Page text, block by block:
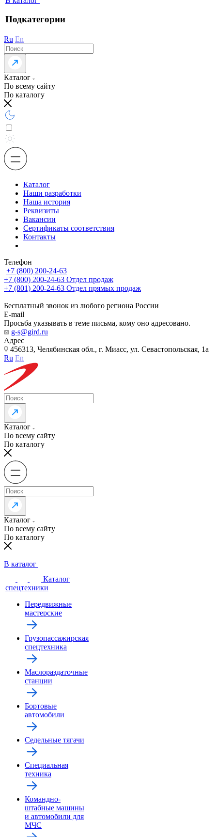
Подкатегории
Ru En
Каталог
По всему сайту
По каталогу
Каталог
Наши разработки
Наша история
Реквизиты
Вакансии
Сертификаты соответствия
Контакты
Телефон
+7 (800) 200-24-63
+7 (800) 200-24-63 Отдел продаж
+7 (801) 200-24-63 Отдел прямых продаж
Бесплатный звонок из любого региона России
E-mail
Просьба указывать в теме письма, кому оно адресовано.
g-s@gird.ru
Адрес
456313, Челябинская обл., г. Миасс, ул. Севастопольская, 1а
Ru En
Каталог
По всему сайту
По каталогу
Каталог
По всему сайту
По каталогу
В каталог
Каталог
спецтехники
Передвижные
мастерские
Грузопассажирская
спецтехника
Маслораздаточные
станции
Бортовые
автомобили
Седельные тягачи
Специальная
техника
Командно-
штабные машины
и автомобили для
МЧС